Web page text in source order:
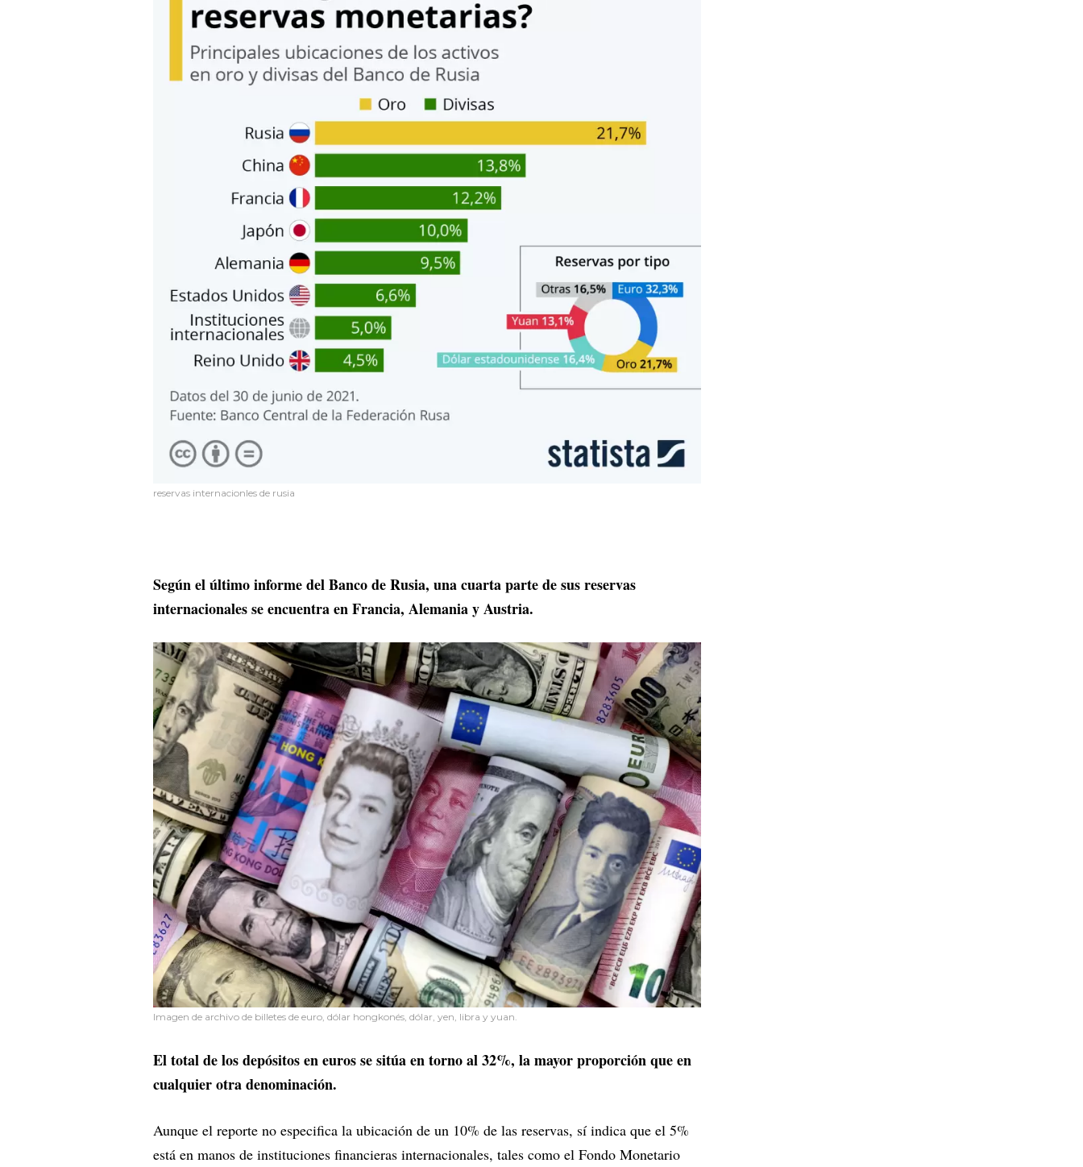
reservas internacionles de rusia
Según el último informe del Banco de Rusia, una cuarta parte de sus reservas
internacionales se encuentra en Francia, Alemania y Austria.
Imagen de archivo de billetes de euro, dólar hongkonés, dólar, yen, libra y yuan.
El total de los depósitos en euros se sitúa en torno al 32%, la mayor proporción que en
cualquier otra denominación.
Aunque el reporte no especifica la ubicación de un 10% de las reservas, sí indica que el 5%
está en manos de instituciones financieras internacionales, tales como el Fondo Monetario